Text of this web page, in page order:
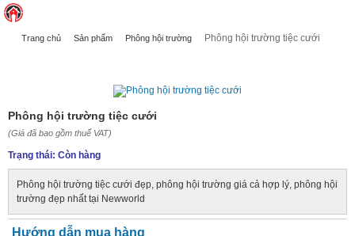
Trang chủ Sản phẩm Phông hội trường Phông hội trường tiệc cưới
Phông hội trường tiệc cưới
(Giá đã bao gồm thuế VAT)
Trạng thái: Còn hàng
Phông hội trường tiệc cưới đẹp, phông hội trường giá cả hợp lý, phông hội
trường đẹp nhất tại Newworld
Hướng dẫn mua hàng